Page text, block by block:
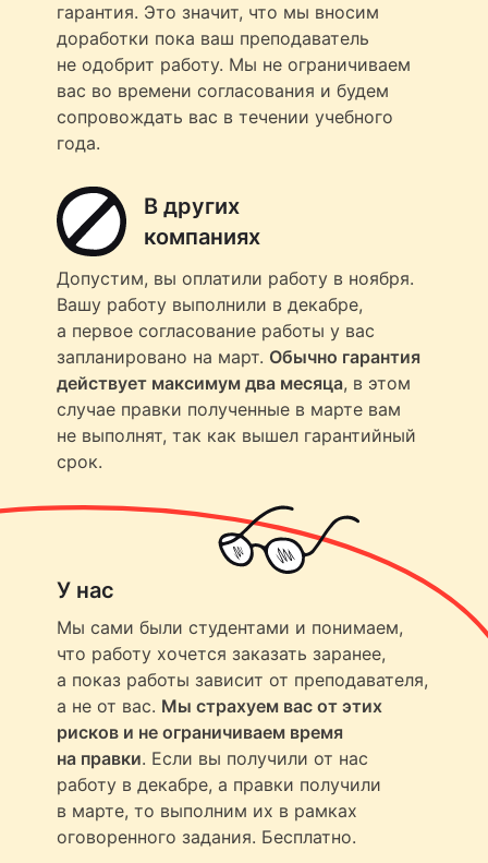
гарантия. Это значит, что мы вносим
доработки пока ваш преподаватель
не одобрит работу. Мы не ограничиваем
вас во времени согласования и будем
сопровождать вас в течении учебного
года.
В других
компаниях
Допустим, вы оплатили работу в ноября.
Вашу работу выполнили в декабре,
а первое согласование работы у вас
запланировано на март. Обычно гарантия
действует максимум два месяца, в этом
случае правки полученные в марте вам
не выполнят, так как вышел гарантийный
срок.
У нас
Мы сами были студентами и понимаем,
что работу хочется заказать заранее,
а показ работы зависит от преподавателя,
а не от вас. Мы страхуем вас от этих
рисков и не ограничиваем время
на правки. Если вы получили от нас
работу в декабре, а правки получили
в марте, то выполним их в рамках
оговоренного задания. Бесплатно.